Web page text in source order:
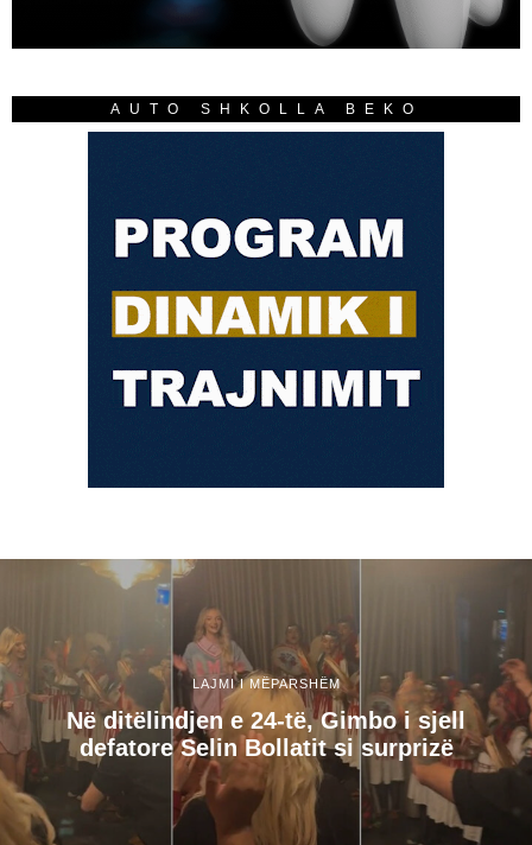
AUTO SHKOLLA BEKO
LAJMI I MËPARSHËM
Në ditëlindjen e 24-të, Gimbo i sjell
defatore Selin Bollatit si surprizë